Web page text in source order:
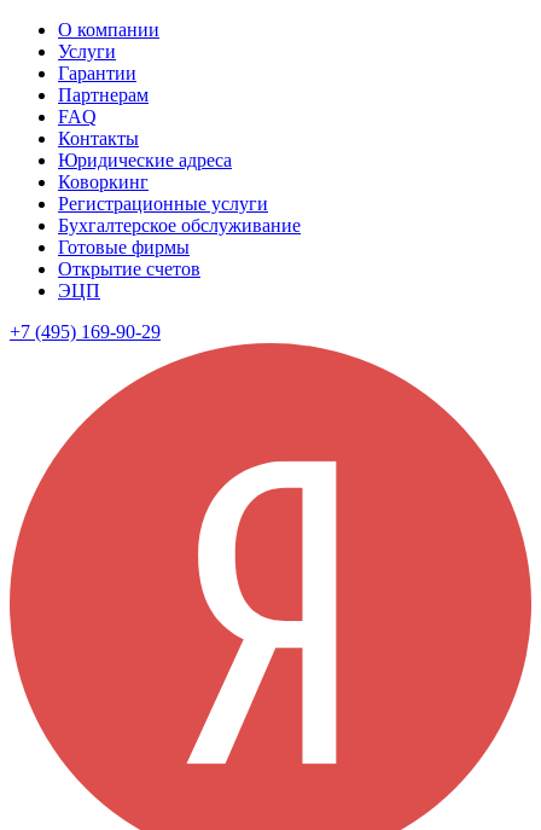
О компании
Услуги
Гарантии
Партнерам
FAQ
Контакты
Юридические адреса
Коворкинг
Регистрационные услуги
Бухгалтерское обслуживание
Готовые фирмы
Открытие счетов
ЭЦП
+7 (495) 169-90-29